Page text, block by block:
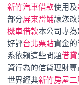
新竹汽車借款使用及
部分屏東當鋪讓您改
機車借款本公司專
好評台北票貼資金的
系依賴這些問題借貸
資行為的信貸理財專
世界經典新竹房屋二